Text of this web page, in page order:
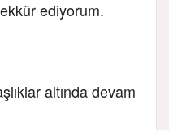
ediyorum.
altında devam